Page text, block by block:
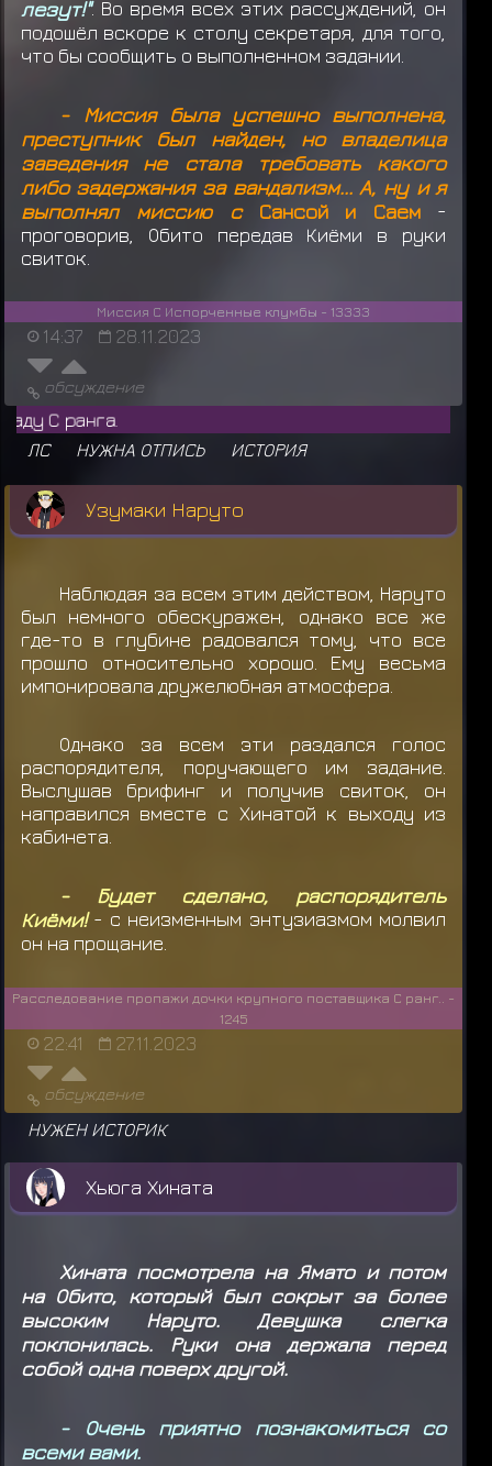
лезут!". Во время всех этих рассуждений, он
подошёл вскоре к столу секретаря, для того,
что бы сообщить о выполненном задании.
- Миссия была успешно выполнена,
преступник был найден, но владелица
заведения не стала требовать какого
либо задержания за вандализм... А, ну и я
выполнял миссию сСансой и Саем -
проговорив, Обито передав Киёми в руки
свиток.
Миссия С Испорченные клумбы - 13333
14:37 28.11.2023
обсуждение
ЛС
НУЖНА ОТПИСЬ ИСТОРИЯ
Узумаки Наруто
Наблюдая за всем этим действом, Наруто
был немного обескуражен, однако все же
где-то в глубине радовался тому, что все
прошло относительно хорошо. Ему весьма
импонировала дружелюбная атмосфера.
Однако за всем эти раздался голос
распорядителя, поручающего им задание.
Выслушав брифинг и получив свиток, он
направился вместе с Хинатой к выходу из
кабинета.
- Будет сделано, распорядитель
Киёми!- с неизменным энтузиазмом молвил
он на прощание.
Расследование пропажи дочки крупного поставщика С ранг.. -
1245
22:41 27.11.2023
обсуждение
НУЖЕН ИСТОРИК
Хьюга Хината
Хината посмотрела на Ямато и потом
на Обито, который был сокрыт за более
высоким Наруто. Девушка слегка
поклонилась. Руки она держала перед
собой одна поверх другой.
- Очень приятно познакомиться со
всеми вами.